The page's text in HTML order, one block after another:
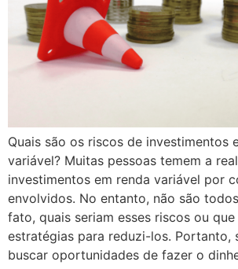
Quais são os riscos de investimentos
variável? Muitas pessoas temem a
investimentos em renda variável por
envolvidos. No entanto, não são
fato, quais seriam esses riscos ou
estratégias para reduzi-los. Portanto,
buscar oportunidades de fazer o